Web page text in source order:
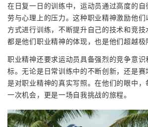
在日复一日的训练中，运动员通过高度的
劳与心理上的压力。这种职业精神激励他
方式进行训练，不断提升自己的技术和竞技
都是他们职业精神的体现，也是他们超越极
职业精神还要求运动员具备强烈的竞争意识
标。无论是日常训练中的不断创新，还是
是对职业精神的真实写照。在他们的眼中
一次机会，更是一场自我挑战的旅程。